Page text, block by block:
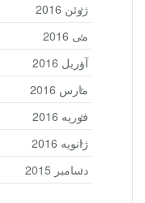
ژوئن 2016
می 2016
آوریل 2016
مارس 2016
فوریه 2016
ژانویه 2016
دسامبر 2015